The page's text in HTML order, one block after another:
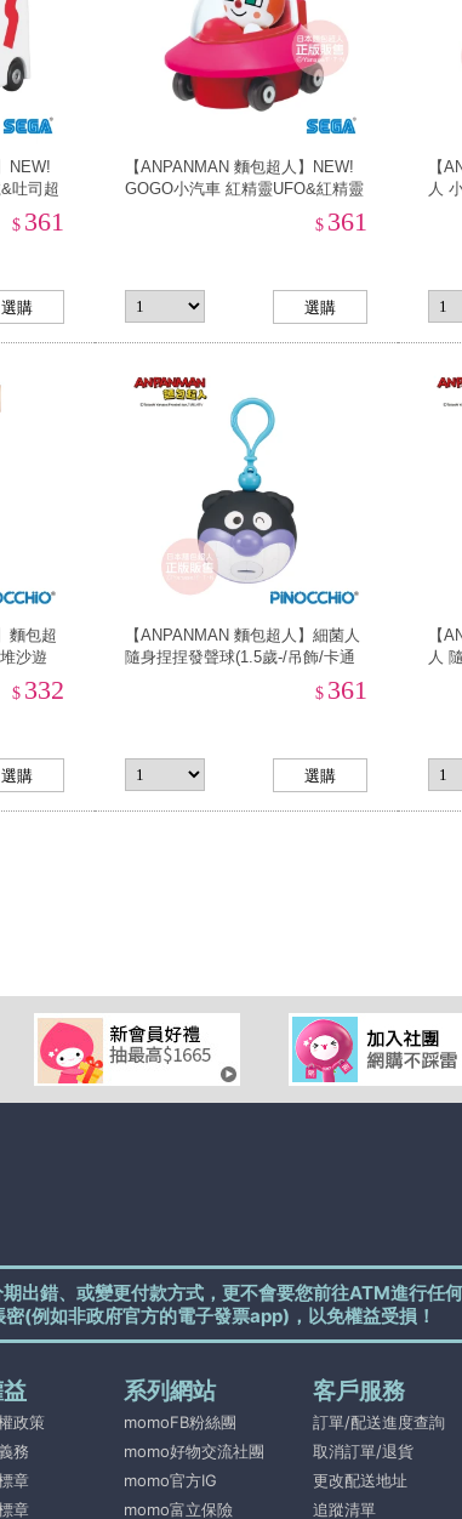
NEW!
吐司超
$ 361
【ANPANMAN 麵包超人】NEW!
GOGO小汽車 紅精靈UFO&紅精靈
$ 361
【
人
麵包超
沙遊
$ 332
【ANPANMAN 麵包超人】細菌人
隨身捏捏發聲球(1.5歲-/吊飾/卡通
$ 361
【
人
出錯、或變更付款方式，更不會要您前往ATM進行任
(例如非政府官方的電子發票app)，以免權益受損！
政策
務
章
章
系列網站
momoFB粉絲團
momo好物交流社團
momo官方IG
momo富立保險
客戶服務
訂單/配送進度查詢
取消訂單/退貨
更改配送地址
追蹤清單